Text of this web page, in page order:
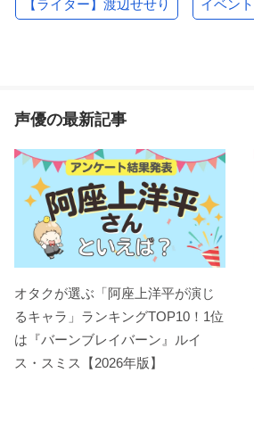
【ライター】渡辺せせり イベント
声優の最新記事
オタクが選ぶ「阿座上洋平が演じ
るキャラ」ランキングTOP10！1位
は『バーンブレイバーン』ルイ
ス・スミス【2026年版】